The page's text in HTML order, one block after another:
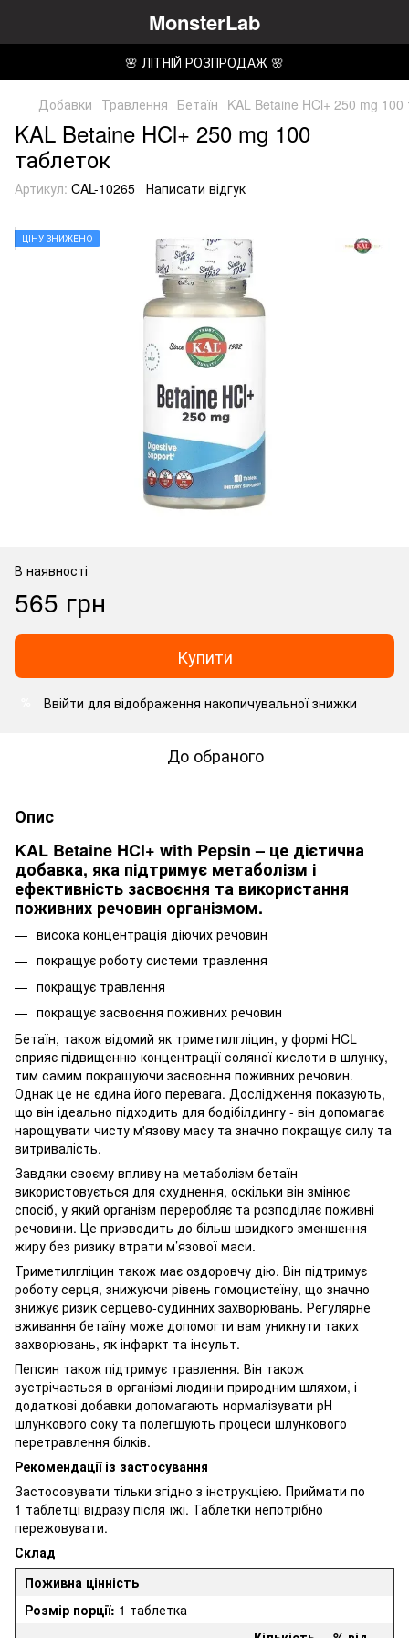
MonsterLab
🌸 ЛІТНІЙ РОЗПРОДАЖ 🌸
Добавки Травлення Бетаїн KAL Betaine HCl+ 250 mg 100
KAL Betaine HCl+ 250 mg 100
таблеток
Артикул: CAL-10265 Написати відгук
ЦІНУ ЗНИЖЕНО
В наявності
565 грн
Купити
Ввійти для відображення накопичувальної знижки
До обраного
Опис
KAL Betaine HCl+ with Pepsin – це дієтична
добавка, яка підтримує метаболізм і
ефективність засвоєння та використання
поживних речовин організмом.
висока концентрація діючих речовин
покращує роботу системи травлення
покращує травлення
покращує засвоєння поживних речовин
Бетаїн, також відомий як триметилгліцин, у формі HCL
сприяє підвищенню концентрації соляної кислоти в шлунку,
тим самим покращуючи засвоєння поживних речовин.
Однак це не єдина його перевага. Дослідження показують,
що він ідеально підходить для бодібілдингу - він допомагає
нарощувати чисту м'язову масу та значно покращує силу та
витривалість.
Завдяки своєму впливу на метаболізм бетаїн
використовується для схуднення, оскільки він змінює
спосіб, у який організм переробляє та розподіляє поживні
речовини. Це призводить до більш швидкого зменшення
жиру без ризику втрати м’язової маси.
Триметилгліцин також має оздоровчу дію. Він підтримує
роботу серця, знижуючи рівень гомоцистеїну, що значно
знижує ризик серцево-судинних захворювань. Регулярне
вживання бетаїну може допомогти вам уникнути таких
захворювань, як інфаркт та інсульт.
Пепсин також підтримує травлення. Він також
зустрічається в організмі людини природним шляхом, і
додаткові добавки допомагають нормалізувати рН
шлункового соку та полегшують процеси шлункового
перетравлення білків.
Рекомендації із застосування
Застосовувати тільки згідно з інструкцією. Приймати по
1 таблетці відразу після їжі. Таблетки непотрібно
пережовувати.
Склад
Поживна цінність
Розмір порції: 1 таблетка